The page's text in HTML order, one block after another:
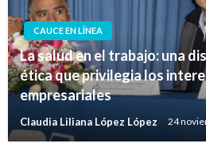
CAUCE EN LÍNEA
La salud en el trabajo: una
ética que privilegia los
empresariales
Claudia Liliana López López 24